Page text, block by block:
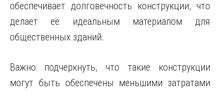
обеспечивает долговечность конструкции, что
делает её идеальным материалом для
общественных зданий.
Важно подчеркнуть, что такие конструкции
могут быть обеспечены меньшими затратами